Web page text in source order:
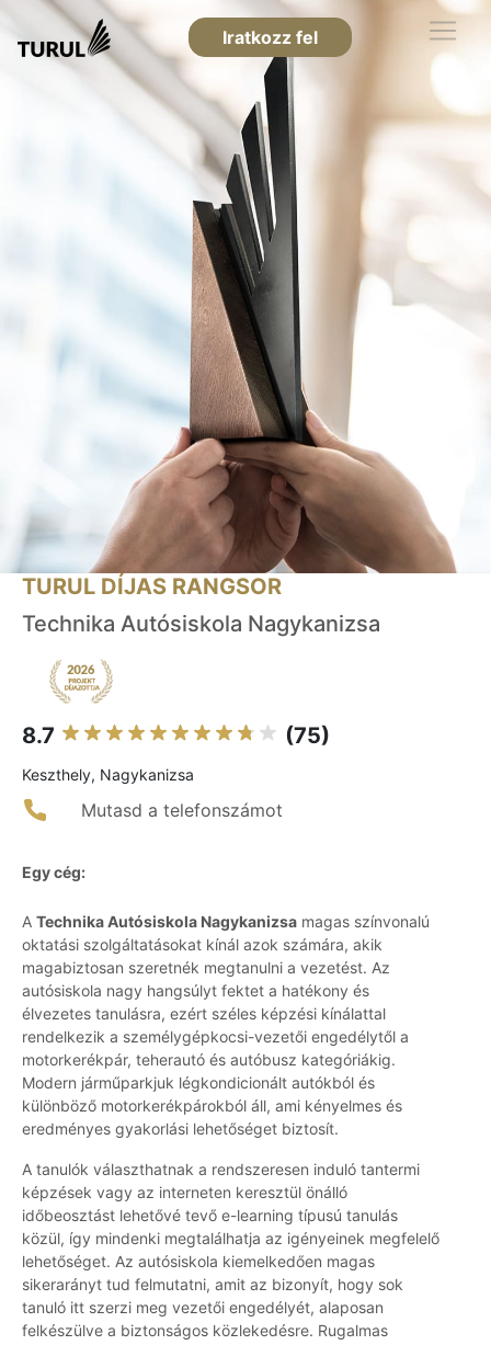
Iratkozz fel
TURUL DÍJAS RANGSOR
Technika Autósiskola Nagykanizsa
8.7 (75)
Keszthely, Nagykanizsa
Mutasd a telefonszámot
Egy cég:
A Technika Autósiskola Nagykanizsa magas színvonalú
oktatási szolgáltatásokat kínál azok számára, akik
magabiztosan szeretnék megtanulni a vezetést. Az
autósiskola nagy hangsúlyt fektet a hatékony és
élvezetes tanulásra, ezért széles képzési kínálattal
rendelkezik a személygépkocsi-vezetői engedélytől a
motorkerékpár, teherautó és autóbusz kategóriákig.
Modern járműparkjuk légkondicionált autókból és
különböző motorkerékpárokból áll, ami kényelmes és
eredményes gyakorlási lehetőséget biztosít.
A tanulók választhatnak a rendszeresen induló tantermi
képzések vagy az interneten keresztül önálló
időbeosztást lehetővé tevő e-learning típusú tanulás
közül, így mindenki megtalálhatja az igényeinek megfelelő
lehetőséget. Az autósiskola kiemelkedően magas
sikerarányt tud felmutatni, amit az bizonyít, hogy sok
tanuló itt szerzi meg vezetői engedélyét, alaposan
felkészülve a biztonságos közlekedésre. Rugalmas